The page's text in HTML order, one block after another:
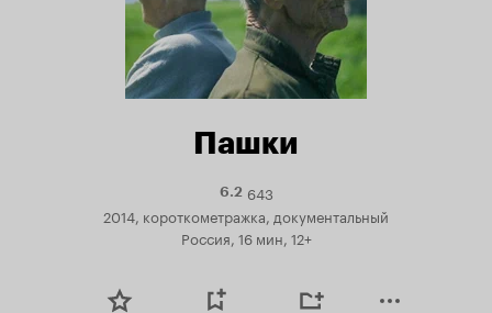
Пашки
6.2Рейтинг
643
2014, короткометражка, документальный
Россия, 16 мин, 12+